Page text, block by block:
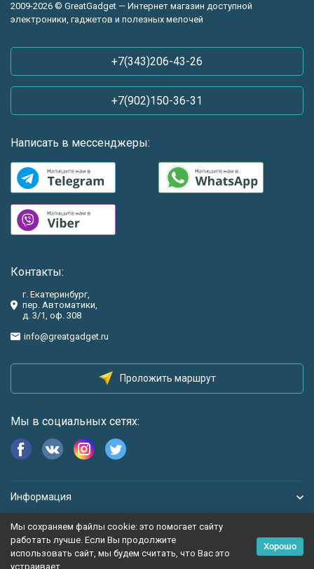
2009-2026 © GreatGadget — Интернет магазин доступной
электроники, гаджетов и полезных мелочей
+7(343)206-43-26
+7(902)150-36-31
Написать в мессенджеры:
Контакты:
г. Екатеринбург,
пер. Автоматики,
д. 3/1, оф. 308
info@greatgadget.ru
Проложить маршрут
Мы в социальных сетях:
Информация
Мы сохраняем файлы cookie: это помогает сайту
работать лучше. Если Вы продолжите
использовать сайт, мы будем считать, что Вас это
устраивает.
Хорошо